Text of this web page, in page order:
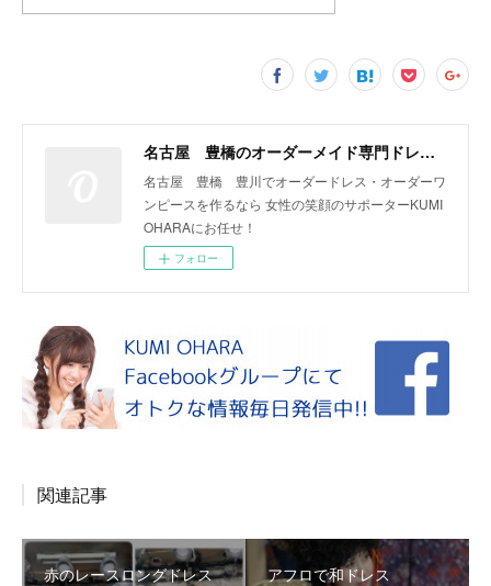
名古屋 豊橋のオーダーメイド専門ドレスデザイナー KUMI OHARA
名古屋 豊橋 豊川でオーダードレス・オーダーワ
ンピースを作るなら 女性の笑顔のサポーターKUMI
OHARAにお任せ！
フォロー
関連記事
赤のレースロングドレス アフロで和ドレス